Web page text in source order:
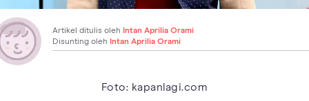
Artikel ditulis oleh Intan Aprilia Orami
Disunting oleh Intan Aprilia Orami
Foto: kapanlagi.com